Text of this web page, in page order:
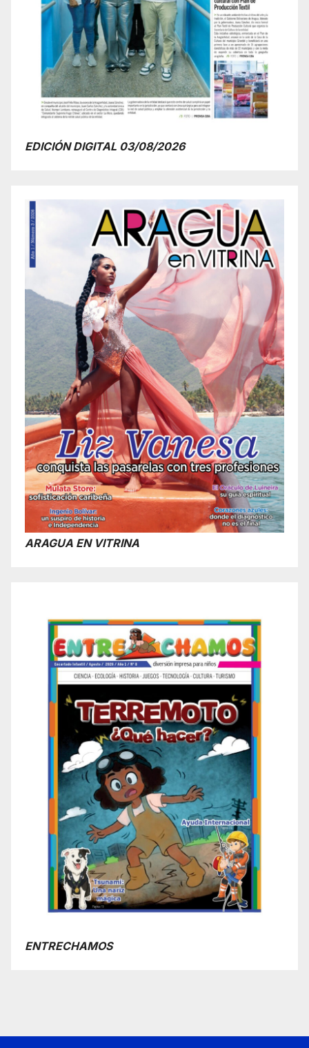
EDICIÓN DIGITAL 03/08/2026
ARAGUA EN VITRINA
ENTRECHAMOS